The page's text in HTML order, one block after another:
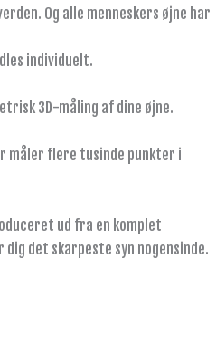
Og alle menneskers øjne har
individuelt.
3D-måling af dine øjne.
måler flere tusinde punkter i
ud fra en komplet
det skarpeste syn nogensinde.